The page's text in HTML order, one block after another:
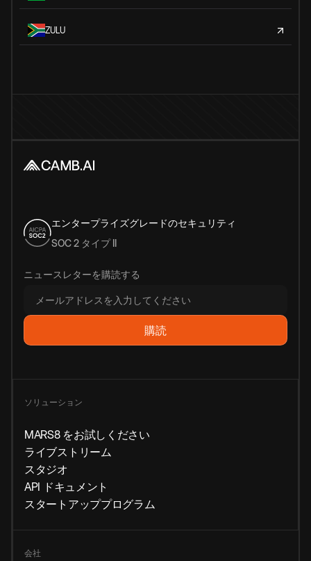
ZULU
エンタープライズグレードのセキュリティ
SOC 2 タイプ II
ニュースレターを購読する
ソリューション
MARS8 をお試しください
ライブストリーム
スタジオ
API ドキュメント
スタートアッププログラム
会社